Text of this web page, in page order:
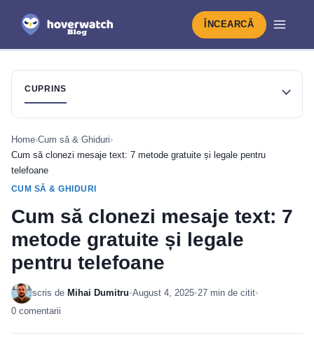
ÎNCEARCĂ
CUPRINS
Home›Cum să & Ghiduri›
Cum să clonezi mesaje text: 7 metode gratuite și legale pentru
telefoane
CUM SĂ & GHIDURI
Cum să clonezi mesaje text: 7
metode gratuite și legale
pentru telefoane
scris de Mihai Dumitru•August 4, 2025•27 min de citit•
0 comentarii